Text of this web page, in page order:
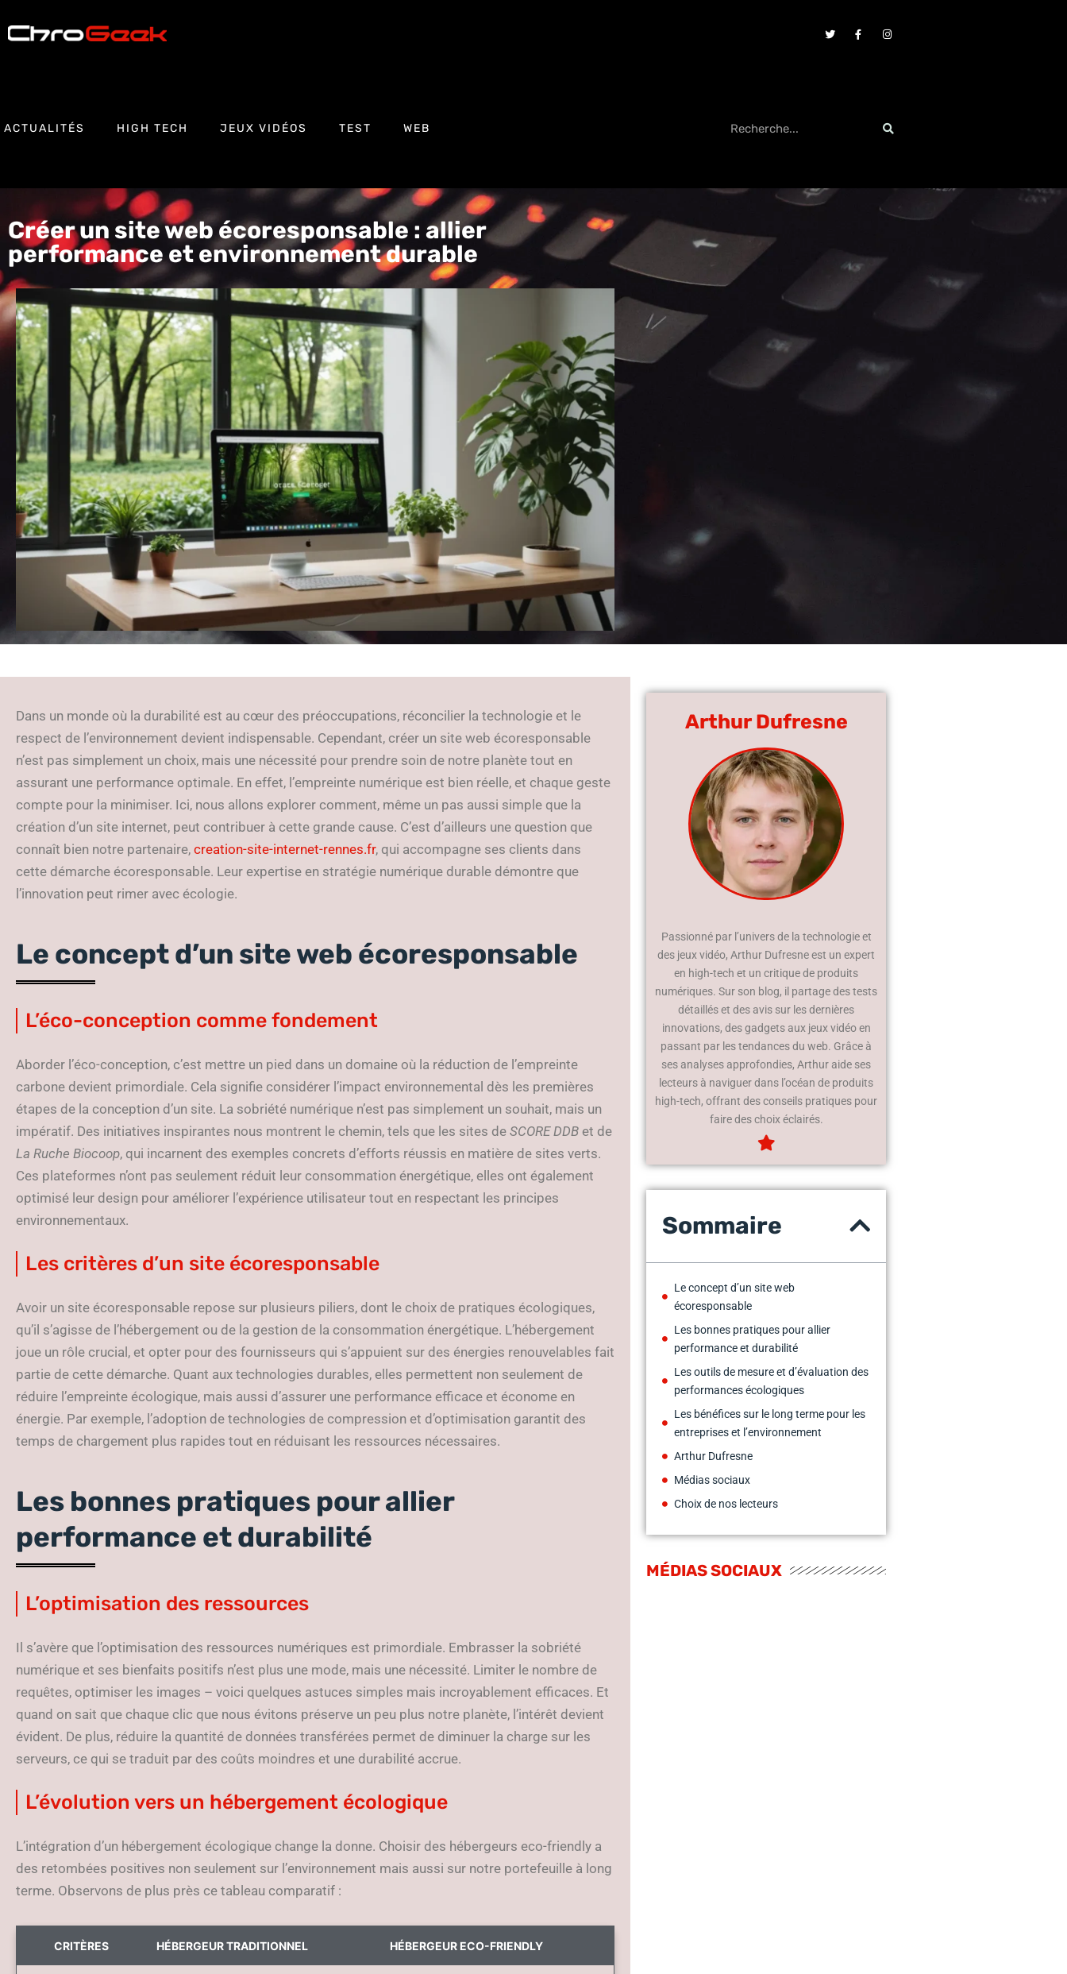
ACTUALITÉS HIGH TECH JEUX VIDÉOS TEST WEB
Créer un site web écoresponsable : allier
performance et environnement durable
Dans un monde où la durabilité est au cœur des préoccupations, réconcilier la technologie et le
respect de l’environnement devient indispensable. Cependant, créer un site web écoresponsable
n’est pas simplement un choix, mais une nécessité pour prendre soin de notre planète tout en
assurant une performance optimale. En effet, l’empreinte numérique est bien réelle, et chaque geste
compte pour la minimiser. Ici, nous allons explorer comment, même un pas aussi simple que la
création d’un site internet, peut contribuer à cette grande cause. C’est d’ailleurs une question que
connaît bien notre partenaire, creation-site-internet-rennes.fr, qui accompagne ses clients dans
cette démarche écoresponsable. Leur expertise en stratégie numérique durable démontre que
l’innovation peut rimer avec écologie.
Le concept d’un site web écoresponsable
L’éco-conception comme fondement
Aborder l’éco-conception, c’est mettre un pied dans un domaine où la réduction de l’empreinte
carbone devient primordiale. Cela signifie considérer l’impact environnemental dès les premières
étapes de la conception d’un site. La sobriété numérique n’est pas simplement un souhait, mais un
impératif. Des initiatives inspirantes nous montrent le chemin, tels que les sites de SCORE DDB et de
La Ruche Biocoop, qui incarnent des exemples concrets d’efforts réussis en matière de sites verts.
Ces plateformes n’ont pas seulement réduit leur consommation énergétique, elles ont également
optimisé leur design pour améliorer l’expérience utilisateur tout en respectant les principes
environnementaux.
Les critères d’un site écoresponsable
Avoir un site écoresponsable repose sur plusieurs piliers, dont le choix de pratiques écologiques,
qu’il s’agisse de l’hébergement ou de la gestion de la consommation énergétique. L’hébergement
joue un rôle crucial, et opter pour des fournisseurs qui s’appuient sur des énergies renouvelables fait
partie de cette démarche. Quant aux technologies durables, elles permettent non seulement de
réduire l’empreinte écologique, mais aussi d’assurer une performance efficace et économe en
énergie. Par exemple, l’adoption de technologies de compression et d’optimisation garantit des
temps de chargement plus rapides tout en réduisant les ressources nécessaires.
Les bonnes pratiques pour allier
performance et durabilité
L’optimisation des ressources
Il s’avère que l’optimisation des ressources numériques est primordiale. Embrasser la sobriété
numérique et ses bienfaits positifs n’est plus une mode, mais une nécessité. Limiter le nombre de
requêtes, optimiser les images – voici quelques astuces simples mais incroyablement efficaces. Et
quand on sait que chaque clic que nous évitons préserve un peu plus notre planète, l’intérêt devient
évident. De plus, réduire la quantité de données transférées permet de diminuer la charge sur les
serveurs, ce qui se traduit par des coûts moindres et une durabilité accrue.
L’évolution vers un hébergement écologique
L’intégration d’un hébergement écologique change la donne. Choisir des hébergeurs eco-friendly a
des retombées positives non seulement sur l’environnement mais aussi sur notre portefeuille à long
terme. Observons de plus près ce tableau comparatif :
CRITÈRES HÉBERGEUR TRADITIONNEL HÉBERGEUR ECO-FRIENDLY
Arthur Dufresne
Passionné par l’univers de la technologie et
des jeux vidéo, Arthur Dufresne est un expert
en high-tech et un critique de produits
numériques. Sur son blog, il partage des tests
détaillés et des avis sur les dernières
innovations, des gadgets aux jeux vidéo en
passant par les tendances du web. Grâce à
ses analyses approfondies, Arthur aide ses
lecteurs à naviguer dans l’océan de produits
high-tech, offrant des conseils pratiques pour
faire des choix éclairés.
Sommaire
Le concept d’un site web
écoresponsable
Les bonnes pratiques pour allier
performance et durabilité
Les outils de mesure et d’évaluation des
performances écologiques
Les bénéfices sur le long terme pour les
entreprises et l’environnement
Arthur Dufresne
Médias sociaux
Choix de nos lecteurs
MÉDIAS SOCIAUX